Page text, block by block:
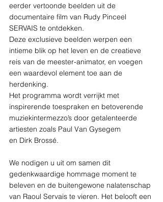
eerder vertoonde beelden uit de
documentaire film van Rudy Pinceel
SERVAIS te ontdekken.
Deze exclusieve beelden werpen een
intieme blik op het leven en de creatieve
reis van de meester-animator, en voegen
een waardevol element toe aan de
herdenking.
Het programma wordt verrijkt met
inspirerende toespraken en betoverende
muziekintermezzo’s door getalenteerde
artiesten zoals Paul Van Gysegem
en Dirk Brossé.
We nodigen u uit om samen dit
gedenkwaardige hommage moment te
beleven en de buitengewone nalatenschap
van Raoul Servais te vieren. Het belooft een